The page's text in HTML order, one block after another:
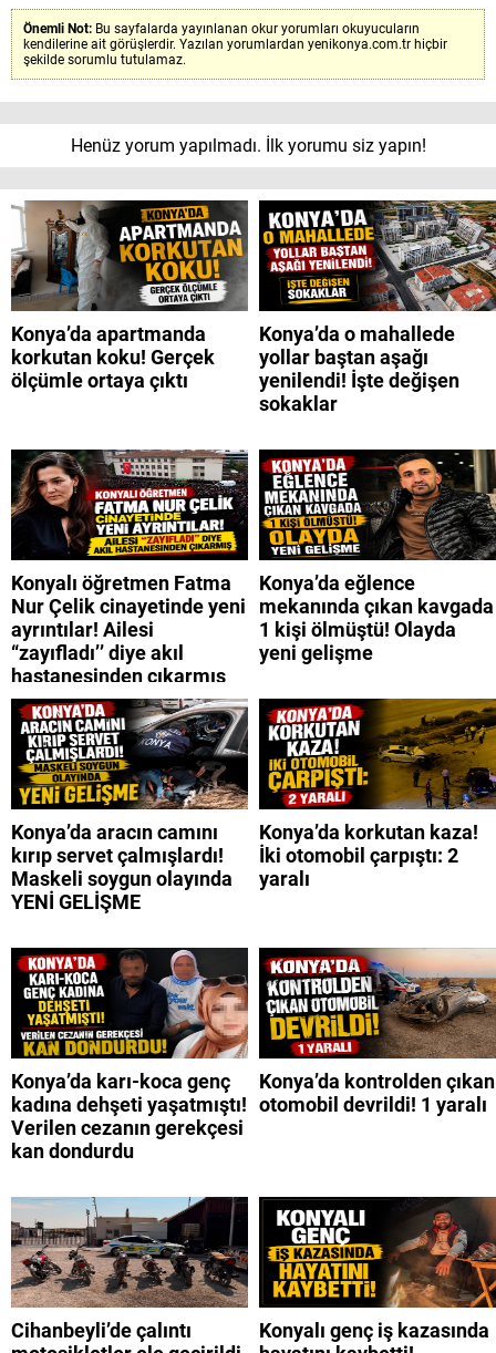
Önemli Not: Bu sayfalarda yayınlanan okur yorumları okuyucuların
kendilerine ait görüşlerdir. Yazılan yorumlardan yenikonya.com.tr hiçbir
şekilde sorumlu tutulamaz.
Henüz yorum yapılmadı. İlk yorumu siz yapın!
Konya’da apartmanda
korkutan koku! Gerçek
ölçümle ortaya çıktı
Konya’da o mahallede
yollar baştan aşağı
yenilendi! İşte değişen
sokaklar
Konyalı öğretmen Fatma
Nur Çelik cinayetinde yeni
ayrıntılar! Ailesi
“zayıfladı’’ diye akıl
hastanesinden çıkarmış
Konya’da eğlence
mekanında çıkan kavgada
1 kişi ölmüştü! Olayda
yeni gelişme
Konya’da aracın camını
kırıp servet çalmışlardı!
Maskeli soygun olayında
YENİ GELİŞME
Konya’da korkutan kaza!
İki otomobil çarpıştı: 2
yaralı
Konya’da karı-koca genç
kadına dehşeti yaşatmıştı!
Verilen cezanın gerekçesi
kan dondurdu
Konya’da kontrolden çıkan
otomobil devrildi! 1 yaralı
Cihanbeyli’de çalıntı
Konyalı genç iş kazasında